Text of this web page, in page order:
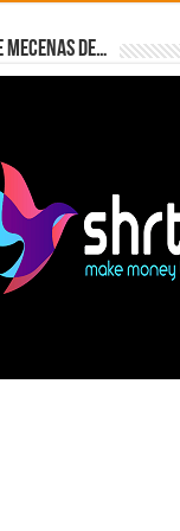
Mecenas de…